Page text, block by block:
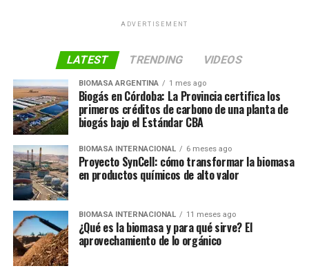
ADVERTISEMENT
LATEST TRENDING VIDEOS
BIOMASA ARGENTINA 1 mes ago
Biogás en Córdoba: La Provincia certifica los
primeros créditos de carbono de una planta de
biogás bajo el Estándar CBA
BIOMASA INTERNACIONAL 6 meses ago
Proyecto SynCell: cómo transformar la biomasa
en productos químicos de alto valor
BIOMASA INTERNACIONAL 11 meses ago
¿Qué es la biomasa y para qué sirve? El
aprovechamiento de lo orgánico